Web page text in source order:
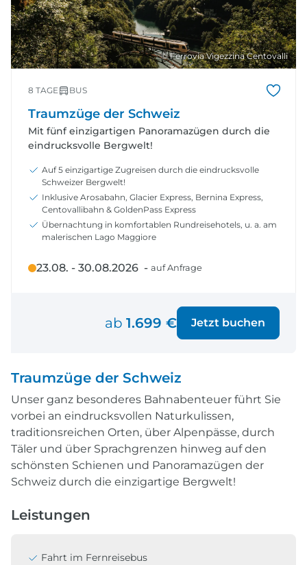
© Ferrovia Vigezzina Centovalli
8 TAGE BUS
Traumzüge der Schweiz
Mit fünf einzigartigen Panoramazügen durch die
eindrucksvolle Bergwelt!
Auf 5 einzigartige Zugreisen durch die eindrucksvolle
Schweizer Bergwelt!
Inklusive Arosabahn, Glacier Express, Bernina Express,
Centovallibahn & GoldenPass Express
Übernachtung in komfortablen Rundreisehotels, u. a. am
malerischen Lago Maggiore
23.08. - 30.08.2026 - auf Anfrage
ab 1.699 € Jetzt buchen
Traumzüge der Schweiz
Unser ganz besonderes Bahnabenteuer führt Sie
vorbei an eindrucksvollen Naturkulissen,
traditionsreichen Orten, über Alpenpässe, durch
Täler und über Sprachgrenzen hinweg auf den
schönsten Schienen und Panoramazügen der
Schweiz durch die einzigartige Bergwelt!
Leistungen
Fahrt im Fernreisebus